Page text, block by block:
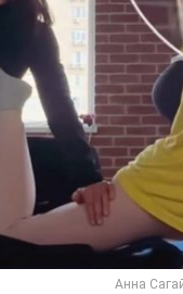
Анна